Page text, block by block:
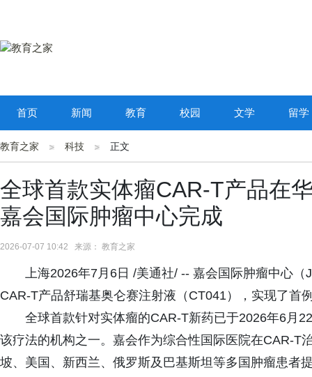
首页 新闻 教育 校园 文学 留学
教育之家 科技 正文
全球首款实体瘤CAR-T产品在
嘉会国际肿瘤中心完成
2026-07-07 10:42 来源： 教育之家
上海2026年7月6日 /美通社/ -- 嘉会国际肿瘤中心
CAR-T产品舒瑞基奥仑赛注射液（CT041），实现了首
全球首款针对实体瘤的CAR-T新药已于2026年6月
该疗法的机构之一。嘉会作为综合性国际医院在CAR-T
坡、美国、新西兰、俄罗斯及巴基斯坦等多国肿瘤患者